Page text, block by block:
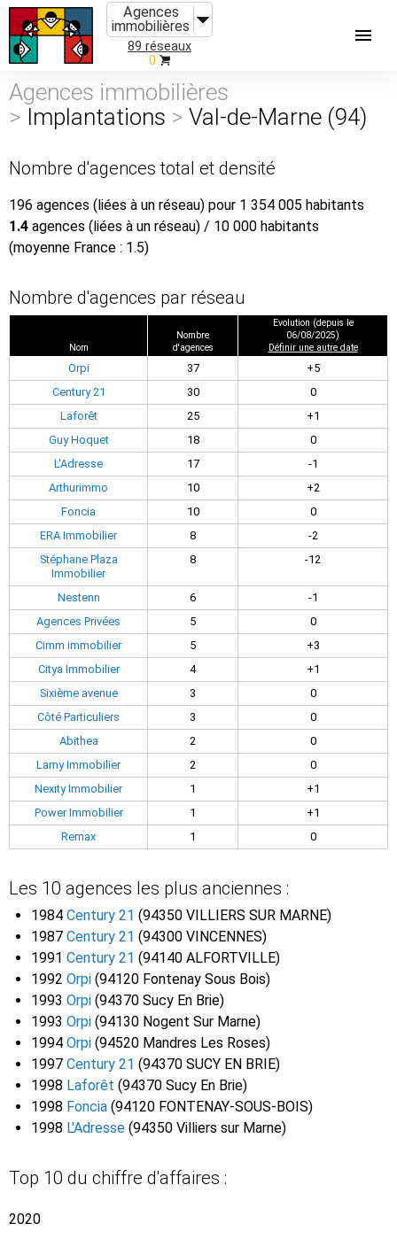
Agences
immobilières
89 réseaux
0
Agences immobilières
> Implantations > Val-de-Marne (94)
Nombre d'agences total et densité
196 agences (liées à un réseau) pour 1 354 005 habitants
1.4 agences (liées à un réseau) / 10 000 habitants
(moyenne France : 1.5)
Nombre d'agences par réseau
Nom
Nombre
d'agences
Evolution (depuis le
06/08/2025)
Définir une autre date
Orpi 37
+5
Century 21
30
0
Laforêt
25
+1
Guy Hoquet
18
0
L'Adresse
17
-1
Arthurimmo
10
+2
Foncia
10
0
ERA Immobilier
8
-2
Stéphane Plaza
Immobilier
8 -12
Nestenn 6
-1
Agences Privées
5
0
Cimm immobilier
5
+3
Citya Immobilier
4
+1
Sixième avenue
3
0
Côté Particuliers
3
0
Abithea
2
0
Lamy Immobilier
2
0
Nexity Immobilier
1
+1
Power Immobilier
1
+1
Remax
1 0
Les 10 agences les plus anciennes :
1984 Century 21 (94350 VILLIERS SUR MARNE)
1987 Century 21 (94300 VINCENNES)
1991 Century 21 (94140 ALFORTVILLE)
1992 Orpi (94120 Fontenay Sous Bois)
1993 Orpi (94370 Sucy En Brie)
1993 Orpi (94130 Nogent Sur Marne)
1994 Orpi (94520 Mandres Les Roses)
1997 Century 21 (94370 SUCY EN BRIE)
1998 Laforêt (94370 Sucy En Brie)
1998 Foncia (94120 FONTENAY-SOUS-BOIS)
1998 L'Adresse (94350 Villiers sur Marne)
Top 10 du chiffre d'affaires :
2020